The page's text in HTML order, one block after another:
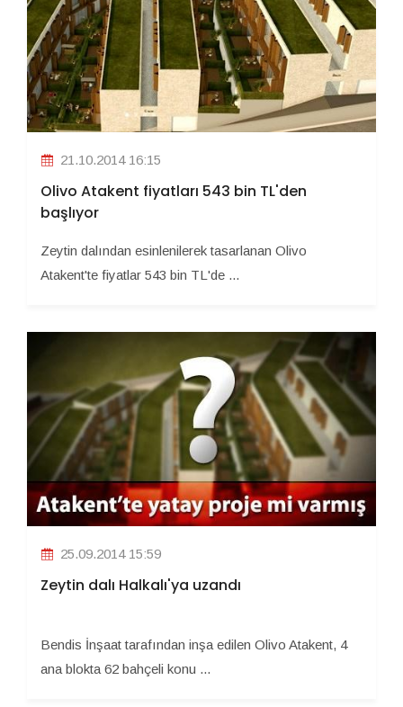
21.10.2014 16:15
Olivo Atakent fiyatları 543 bin TL'den
başlıyor
Zeytin dalından esinlenilerek tasarlanan Olivo
Atakent'te fiyatlar 543 bin TL'de ...
25.09.2014 15:59
Zeytin dalı Halkalı'ya uzandı
Bendis İnşaat tarafından inşa edilen Olivo Atakent, 4
ana blokta 62 bahçeli konu ...